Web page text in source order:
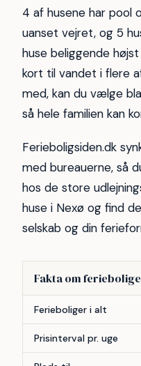
4 af husene har pool
uanset vejret, og 5
huse beliggende
kort til vandet i flere
med, kan du vælge
så hele familien kan
Ferieboligsiden.dk
med bureauerne, så
hos de store
huse i Nexø og find
selskab og din
Fakta om
Ferieboliger i alt
Prisinterval pr. uge